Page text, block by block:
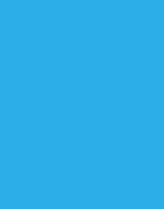
en